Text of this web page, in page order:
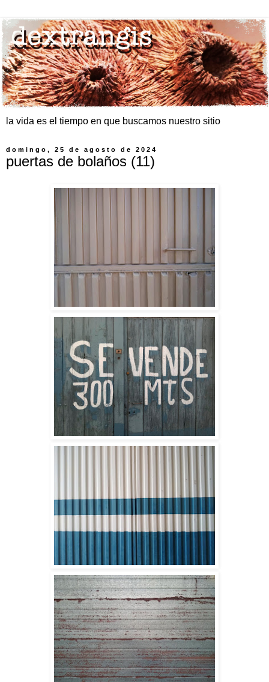
la vida es el tiempo en que buscamos nuestro sitio
domingo, 25 de agosto de 2024
puertas de bolaños (11)